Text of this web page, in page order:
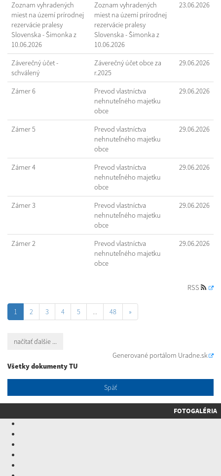
Zoznam vyhradených
miest na území prírodnej
rezervácie pralesy
Slovenska - Šimonka z
10.06.2026
Zoznam vyhradených
miest na území prírodnej
rezervácie pralesy
Slovenska - Šimonka z
10.06.2026
23.06.2026
Záverečný účet -
schválený
Záverečný účet obce za
r.2025
29.06.2026
Zámer 6
Prevod vlastníctva
nehnuteľného majetku
obce
29.06.2026
Zámer 5
Prevod vlastníctva
nehnuteľného majetku
obce
29.06.2026
Zámer 4
Prevod vlastníctva
nehnuteľného majetku
obce
29.06.2026
Zámer 3
Prevod vlastníctva
nehnuteľného majetku
obce
29.06.2026
Zámer 2
Prevod vlastníctva
nehnuteľného majetku
obce
29.06.2026
RSS
1 2 3 4 5 ... 48 »
načítať ďalšie ...
Generované portálom Uradne.sk
Všetky dokumenty TU
Späť
FOTOGALÉRIA